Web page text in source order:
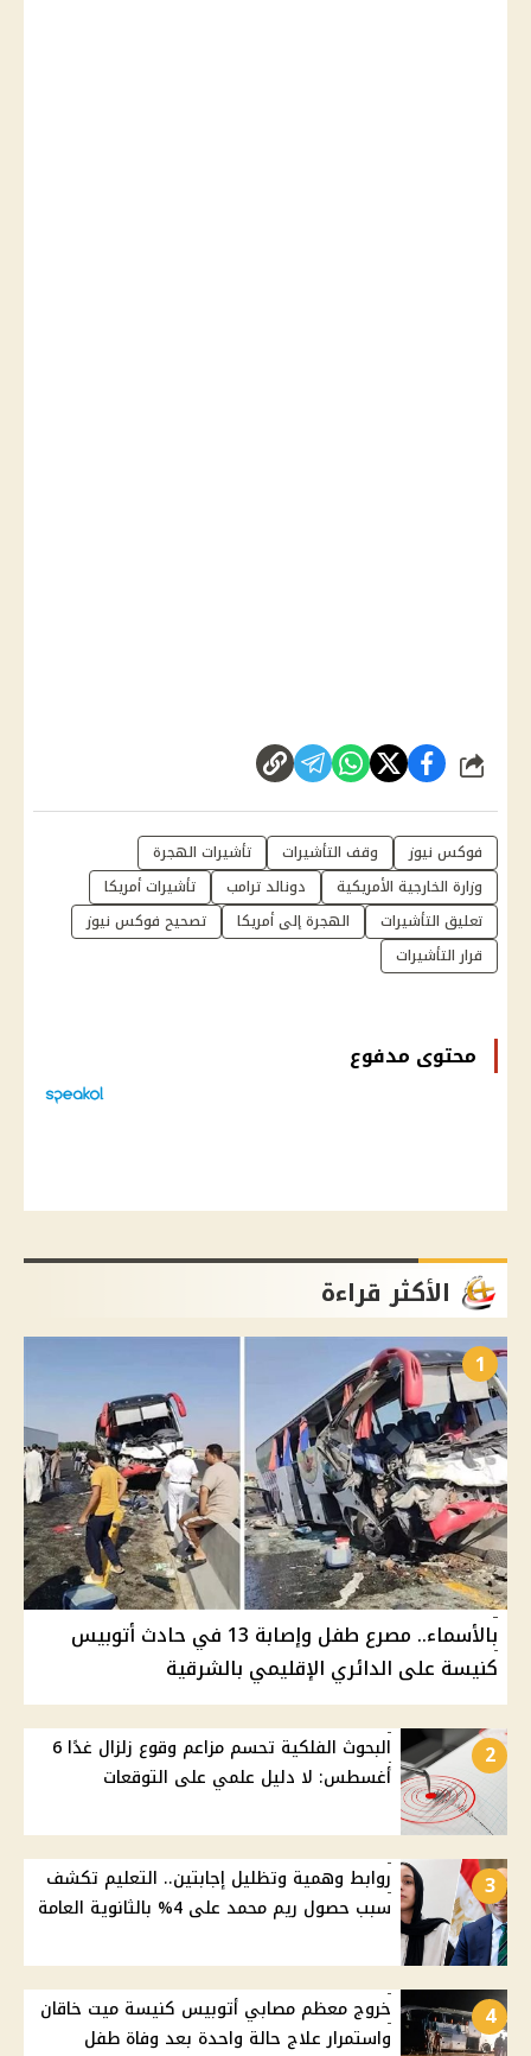
شارك
فوكس نيوز وقف التأشيرات
تأشيرات الهجرة
وزارة الخارجية الأمريكية
دونالد ترامب
تأشيرات أمريكا
تعليق التأشيرات
الهجرة إلى أمريكا
تصحيح فوكس نيوز
قرار التأشيرات
محتوى مدفوع
الأكثر قراءة
1
بالأسماء.. مصرع طفل وإصابة 13 في حادث أتوبيس
كنيسة على الدائري الإقليمي بالشرقية
2
البحوث الفلكية تحسم مزاعم وقوع زلزال غدًا 6
أغسطس: لا دليل علمي على التوقعات
3
روابط وهمية وتظليل إجابتين.. التعليم تكشف
سبب حصول ريم محمد على 4% بالثانوية العامة
4
خروج معظم مصابي أتوبيس كنيسة ميت خاقان
واستمرار علاج حالة واحدة بعد وفاة طفل